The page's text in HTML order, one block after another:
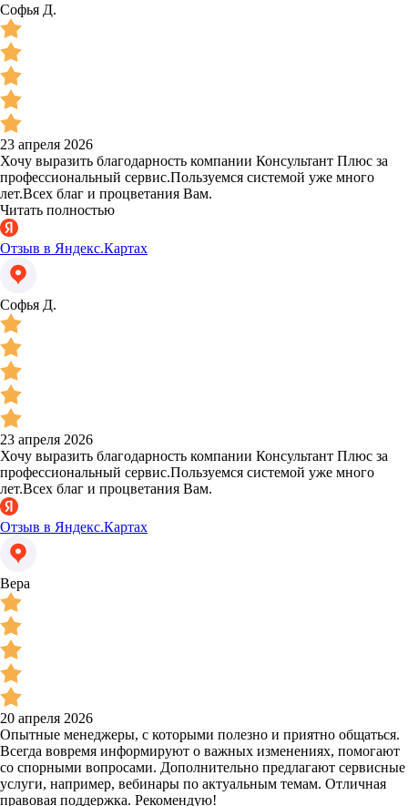
Софья Д.
23 апреля 2026
Хочу выразить благодарность компании Консультант Плюс за
профессиональный сервис.Пользуемся системой уже много
лет.Всех благ и процветания Вам.
Читать полностью
Отзыв в Яндекс.Картах
Софья Д.
23 апреля 2026
Хочу выразить благодарность компании Консультант Плюс за
профессиональный сервис.Пользуемся системой уже много
лет.Всех благ и процветания Вам.
Отзыв в Яндекс.Картах
Вера
20 апреля 2026
Опытные менеджеры, с которыми полезно и приятно общаться.
Всегда вовремя информируют о важных изменениях, помогают
со спорными вопросами. Дополнительно предлагают сервисные
услуги, например, вебинары по актуальным темам. Отличная
правовая поддержка. Рекомендую!